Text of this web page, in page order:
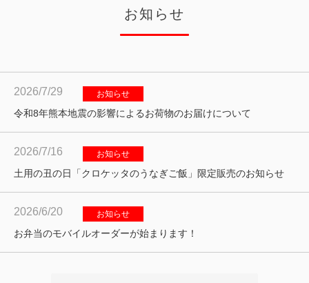
お知らせ
2026/7/29 お知らせ
令和8年熊本地震の影響によるお荷物のお届けについて
2026/7/16 お知らせ
土用の丑の日「クロケッタのうなぎご飯」限定販売のお知らせ
2026/6/20 お知らせ
お弁当のモバイルオーダーが始まります！